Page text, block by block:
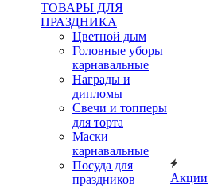
ТОВАРЫ ДЛЯ
ПРАЗДНИКА
Цветной дым
Головные уборы
карнавальные
Награды и
дипломы
Свечи и топперы
для торта
Маски
карнавальные
Посуда для
праздников
Акции